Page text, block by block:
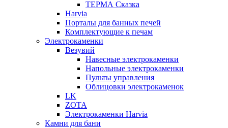
ТЕРМА Сказка
Harvia
Порталы для банных печей
Комплектующие к печам
Электрокаменки
Везувий
Навесные электрокаменки
Напольные электрокаменки
Пульты управления
Облицовки электрокаменок
LK
ZOTA
Электрокаменки Harvia
Камни для бани